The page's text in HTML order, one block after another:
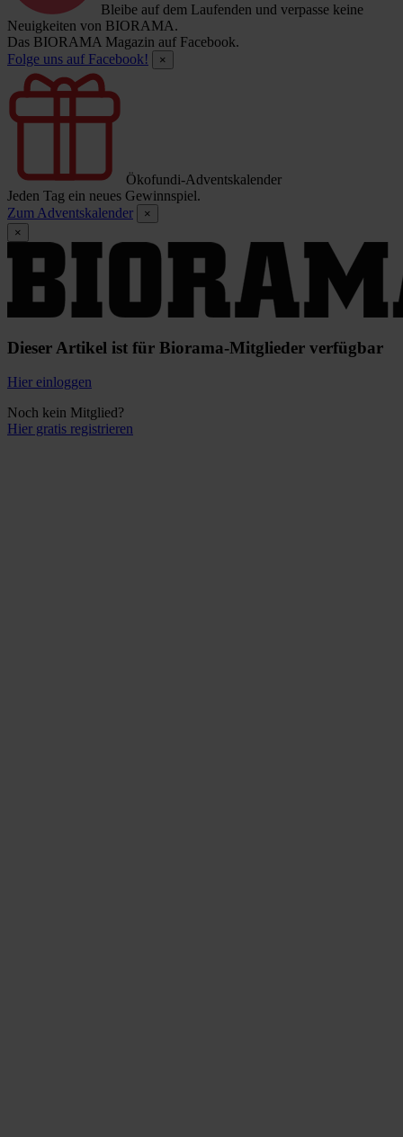
Bleibe auf dem Laufenden und verpasse keine
Neuigkeiten von BIORAMA.
Das BIORAMA Magazin auf Facebook.
Folge uns auf Facebook!
×
Ökofundi-Adventskalender
Jeden Tag ein neues Gewinnspiel.
Zum Adventskalender
×
×
Dieser Artikel ist für Biorama-Mitglieder verfügbar
Hier einloggen
Noch kein Mitglied?
Hier gratis registrieren